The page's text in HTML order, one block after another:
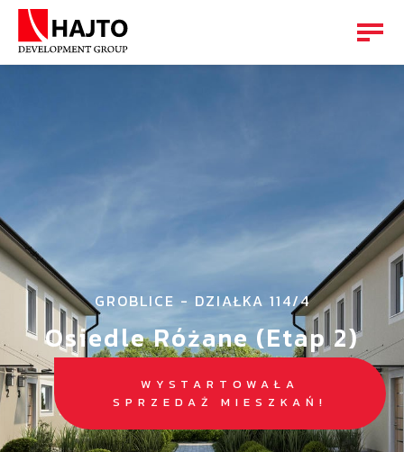
GROBLICE - DZIAŁKA 114/4
Osiedle Różane (Etap 2)
WYSTARTOWAŁA
SPRZEDAŻ MIESZKAŃ!